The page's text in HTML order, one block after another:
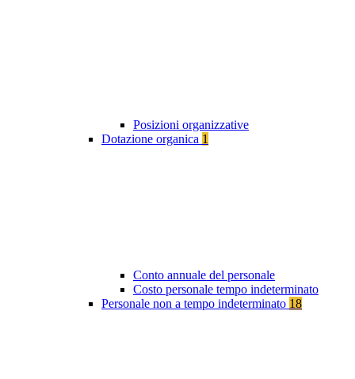
Posizioni organizzative
Dotazione organica 1
Conto annuale del personale
Costo personale tempo indeterminato
Personale non a tempo indeterminato 18